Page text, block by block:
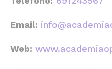
Email:
Web: